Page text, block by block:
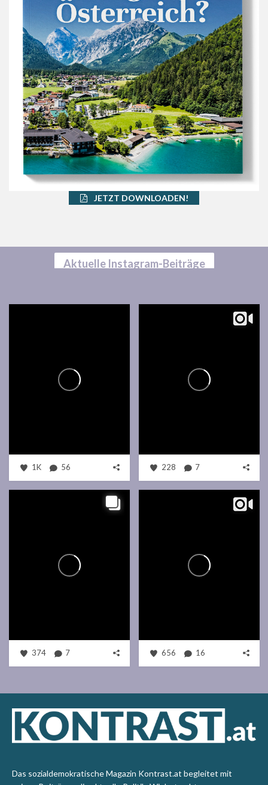
JETZT DOWNLOADEN!
Aktuelle Instagram-Beiträge
1K 56 228 7
374 7 656 16
Das sozialdemokratische Magazin Kontrast.at begleitet mit